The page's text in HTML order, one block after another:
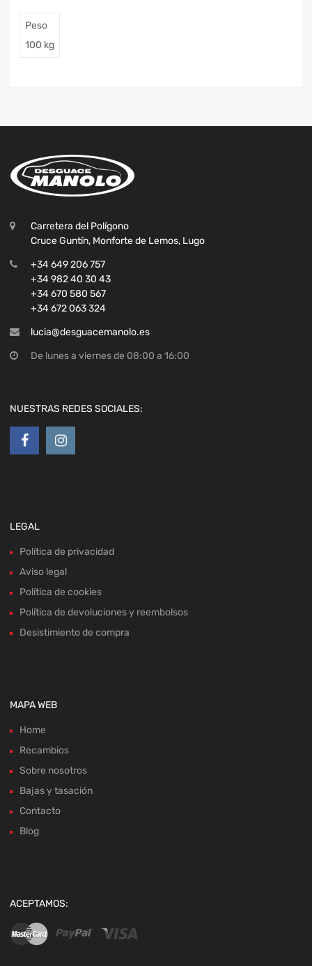
Peso
100 kg
Carretera del Polígono
Cruce Guntín, Monforte de Lemos, Lugo
+34 649 206 757
+34 982 40 30 43
+34 670 580 567
+34 672 063 324
lucia@desguacemanolo.es
De lunes a viernes de 08:00 a 16:00
NUESTRAS REDES SOCIALES:
LEGAL
Política de privacidad
Aviso legal
Política de cookies
Política de devoluciones y reembolsos
Desistimiento de compra
MAPA WEB
Home
Recambios
Sobre nosotros
Bajas y tasación
Contacto
Blog
ACEPTAMOS: